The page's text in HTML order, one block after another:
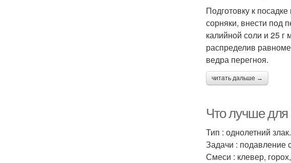
Подготовку к
сорняки, внести под
калийной соли и 25 г
распределив
ведра перегноя.
читать дальше →
Что лучше для
Тип : однолетний злак.
Задачи : подавление
Смеси : клевер,